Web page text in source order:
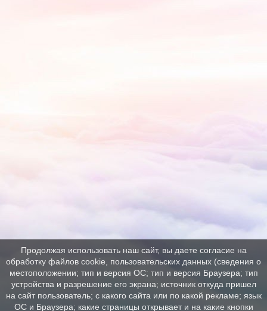
Продолжая использовать наш сайт, вы даете согласие на
обработку файлов cookie, пользовательских данных (сведения о
местоположении; тип и версия ОС; тип и версия Браузера; тип
устройства и разрешение его экрана; источник откуда пришел
на сайт пользователь; с какого сайта или по какой рекламе; язык
ОС и Браузера; какие страницы открывает и на какие кнопки